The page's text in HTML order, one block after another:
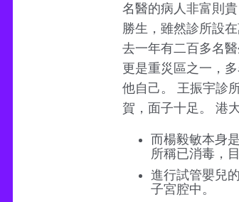
名醫的病人非富則
勝生，雖然診所設
去一年有二百多名
更是重災區之一，
他自己。 王振宇診
賀，面子十足。 港
而楊毅敏本身
所稱已消毒，
進行試管嬰兒
子宮腔中。